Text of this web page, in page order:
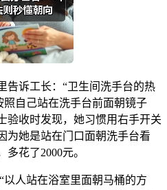
告诉工长：“卫生间洗手台的热
照自己站在洗手台前面朝镜子
验收时发现，她习惯用右手开关
为她是站在门口面朝洗手台看
花了2000元。
以人站在浴室里面朝马桶的方